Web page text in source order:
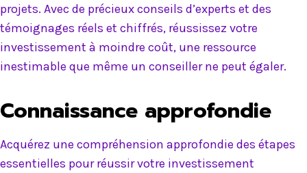
projets. Avec de précieux conseils d’experts et des
témoignages réels et chiffrés, réussissez votre
investissement à moindre coût, une ressource
inestimable que même un conseiller ne peut égaler.
Connaissance approfondie
Acquérez une compréhension approfondie des étapes
essentielles pour réussir votre investissement